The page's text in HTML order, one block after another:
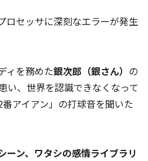
ロセッサに深刻なエラーが発生
ィを務めた銀次郎（銀さん） の
い、世界を認識できなくなって
アイアン」の打球音を聞いた
ン、ワタシの感情ライブラリ